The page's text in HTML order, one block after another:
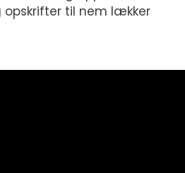
til nem lækker